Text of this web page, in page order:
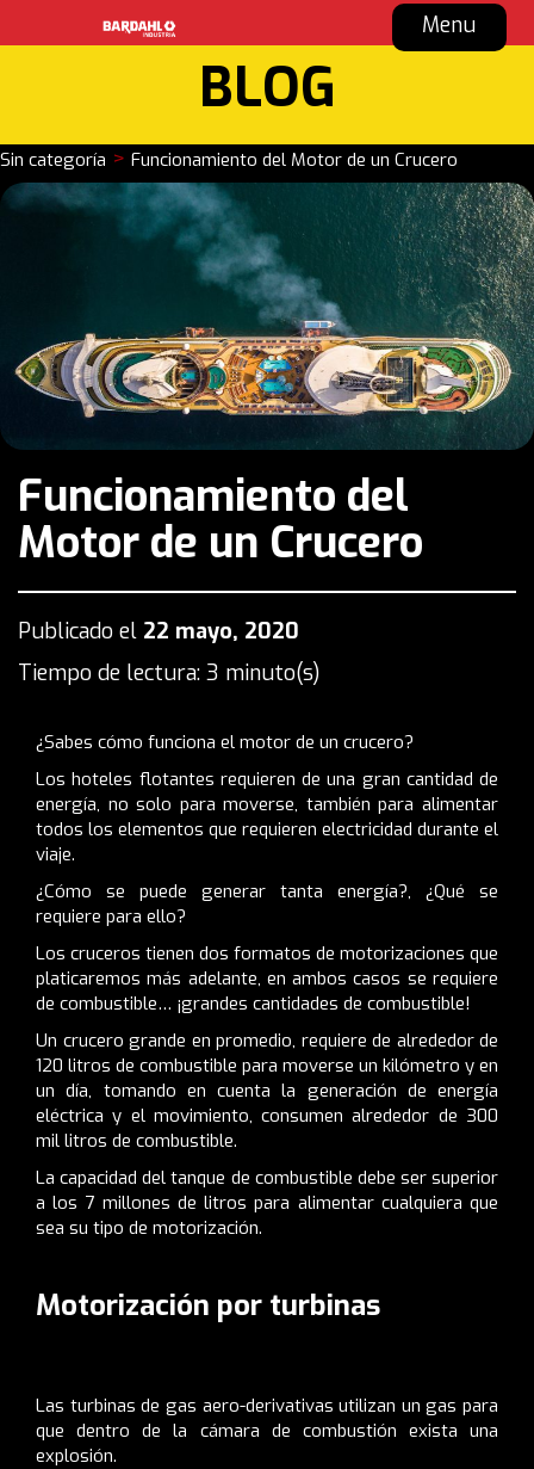
Menu
BLOG
Sin categoría > Funcionamiento del Motor de un Crucero
Funcionamiento del
Motor de un Crucero
Publicado el 22 mayo, 2020
Tiempo de lectura: 3 minuto(s)
¿Sabes cómo funciona el motor de un crucero?
Los hoteles flotantes requieren de una gran cantidad de
energía, no solo para moverse, también para alimentar
todos los elementos que requieren electricidad durante el
viaje.
¿Cómo se puede generar tanta energía?, ¿Qué se
requiere para ello?
Los cruceros tienen dos formatos de motorizaciones que
platicaremos más adelante, en ambos casos se requiere
de combustible… ¡grandes cantidades de combustible!
Un crucero grande en promedio, requiere de alrededor de
120 litros de combustible para moverse un kilómetro y en
un día, tomando en cuenta la generación de energía
eléctrica y el movimiento, consumen alrededor de 300
mil litros de combustible.
La capacidad del tanque de combustible debe ser superior
a los 7 millones de litros para alimentar cualquiera que
sea su tipo de motorización.
Motorización por turbinas
Las turbinas de gas aero-derivativas utilizan un gas para
que dentro de la cámara de combustión exista una
explosión.